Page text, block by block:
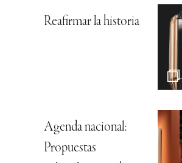
Reafirmar la historia
Agenda nacional:
Propuestas